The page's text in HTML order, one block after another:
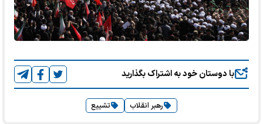
با دوستان خود به اشتراک بگذارید
رهبر انقلاب تشییع